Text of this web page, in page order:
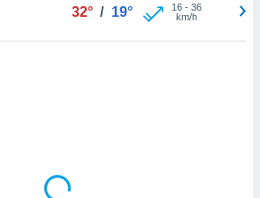
32° / 19° 16- 36
km/h